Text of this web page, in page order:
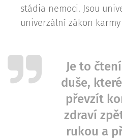
stádia nemoci. Jsou
univerzální zákon
Je to
duše,
převzít
zdraví
rukou a